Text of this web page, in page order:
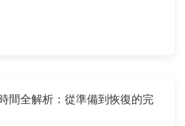
護理實用建議，減少就醫焦